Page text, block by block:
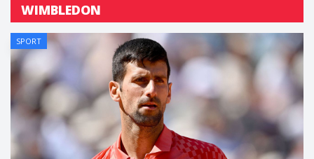
WIMBLEDON
SPORT